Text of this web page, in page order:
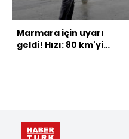
Marmara için uyarı
geldi! Hızı: 80 km'yi